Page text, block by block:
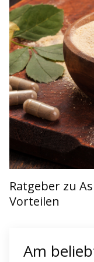
Ratgeber zu
Vorteilen
Am